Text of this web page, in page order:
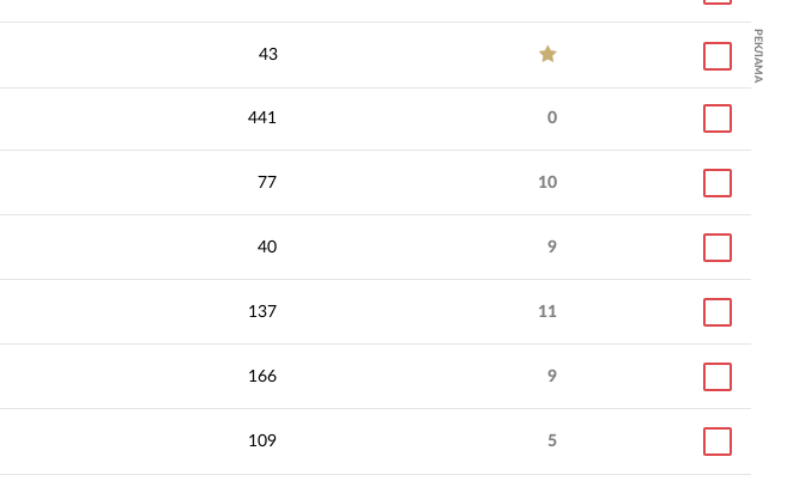
43 РЕКЛАМА
441 0
77 10
40 9
137 11
166 9
109 5